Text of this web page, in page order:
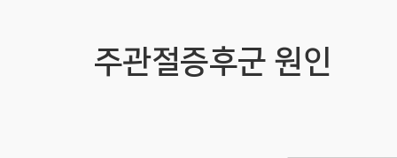
주관절증후군 원인